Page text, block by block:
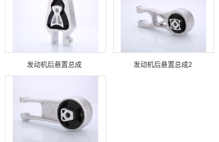
发动机后悬置总成 发动机后悬置总成2